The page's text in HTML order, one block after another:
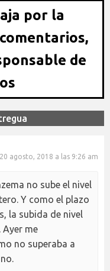
por la
de
20 agosto, 2018 a las 9:26 am
no sube el nivel
Y como el plazo
la subida de nivel
Ayer me
no superaba a